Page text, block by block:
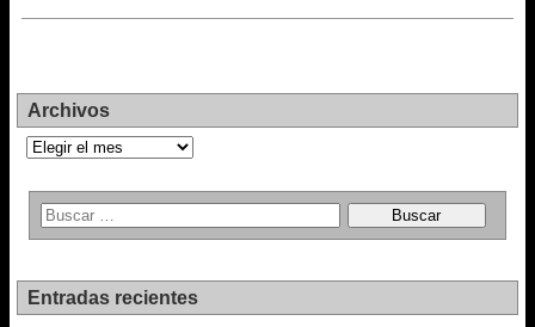
Archivos
Archivos
Entradas recientes